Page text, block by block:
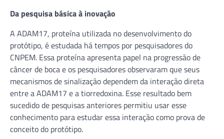
Da pesquisa básica à inovação
A ADAM17, proteína utilizada no desenvolvimento do
protótipo, é estudada há tempos por pesquisadores do
CNPEM. Essa proteína apresenta papel na progressão de
câncer de boca e os pesquisadores observaram que seus
mecanismos de sinalização dependem da interação direta
entre a ADAM17 e a tiorredoxina. Esse resultado bem
sucedido de pesquisas anteriores permitiu usar esse
conhecimento para estudar essa interação como prova de
conceito do protótipo.